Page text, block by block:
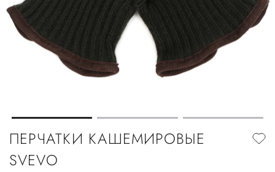
ПЕРЧАТКИ КАШЕМИРОВЫЕ
SVEVO